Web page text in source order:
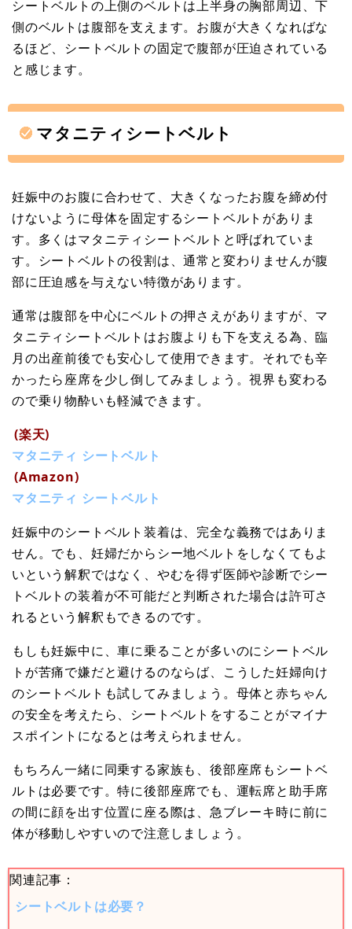
シートベルトの上側のベルトは上半身の胸部周辺、下
側のベルトは腹部を支えます。お腹が大きくなればな
るほど、シートベルトの固定で腹部が圧迫されている
と感じます。
マタニティシートベルト
妊娠中のお腹に合わせて、大きくなったお腹を締め付
けないように母体を固定するシートベルトがありま
す。多くはマタニティシートベルトと呼ばれていま
す。シートベルトの役割は、通常と変わりませんが腹
部に圧迫感を与えない特徴があります。
通常は腹部を中心にベルトの押さえがありますが、マ
タニティシートベルトはお腹よりも下を支える為、臨
月の出産前後でも安心して使用できます。それでも辛
かったら座席を少し倒してみましょう。視界も変わる
ので乗り物酔いも軽減できます。
(楽天)
マタニティ シートベルト
(Amazon)
マタニティ シートベルト
妊娠中のシートベルト装着は、完全な義務ではありま
せん。でも、妊婦だからシー地ベルトをしなくてもよ
いという解釈ではなく、やむを得ず医師や診断でシー
トベルトの装着が不可能だと判断された場合は許可さ
れるという解釈もできるのです。
もしも妊娠中に、車に乗ることが多いのにシートベル
トが苦痛で嫌だと避けるのならば、こうした妊婦向け
のシートベルトも試してみましょう。母体と赤ちゃん
の安全を考えたら、シートベルトをすることがマイナ
スポイントになるとは考えられません。
もちろん一緒に同乗する家族も、後部座席もシートベ
ルトは必要です。特に後部座席でも、運転席と助手席
の間に顔を出す位置に座る際は、急ブレーキ時に前に
体が移動しやすいので注意しましょう。
関連記事：
シートベルトは必要？